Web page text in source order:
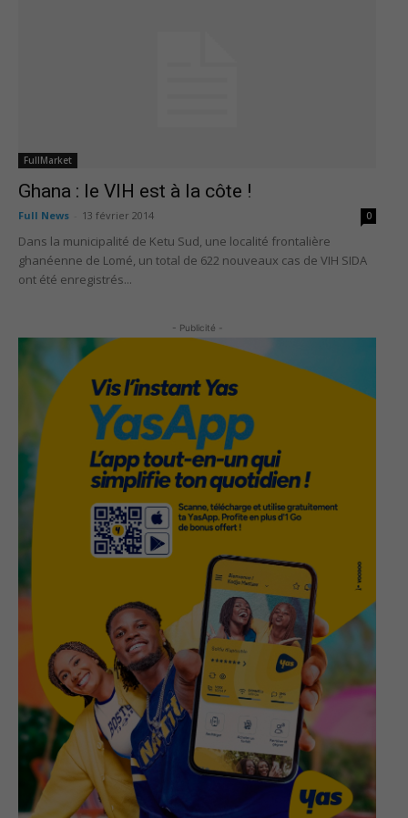
FullMarket
Ghana : le VIH est à la côte !
Full News 13 février 2014 0
Dans la municipalité de Ketu Sud, une localité frontalière
ghanéenne de Lomé, un total de 622 nouveaux cas de VIH SIDA
ont été enregistrés...
- Publicité -